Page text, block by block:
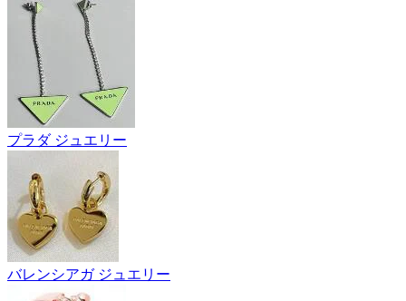
プラダ ジュエリー
バレンシアガ ジュエリー